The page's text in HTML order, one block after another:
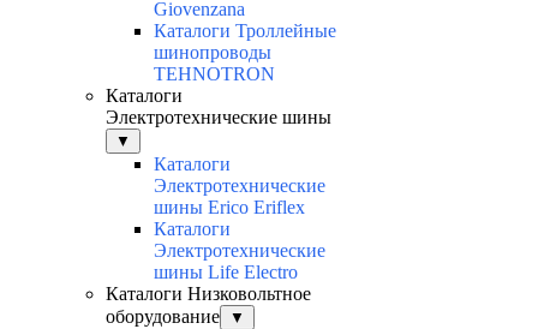
Giovenzana
Каталоги Троллейные
шинопроводы
TEHNOTRON
Каталоги
Электротехнические шины
▼
Каталоги
Электротехнические
шины Erico Eriflex
Каталоги
Электротехнические
шины Life Electro
Каталоги Низковольтное
оборудование
▼